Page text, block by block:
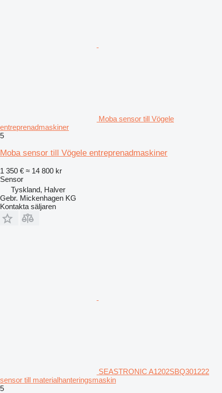
Moba sensor till Vögele
entreprenadmaskiner
5
Moba sensor till Vögele entreprenadmaskiner
1 350 € ≈ 14 800 kr
Sensor
Tyskland, Halver
Gebr. Mickenhagen KG
Kontakta säljaren
SEASTRONIC A1202SBQ301222
sensor till materialhanteringsmaskin
5